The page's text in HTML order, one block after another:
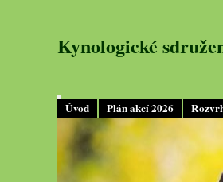
Úvod Plán akcí 2026
Kynologické